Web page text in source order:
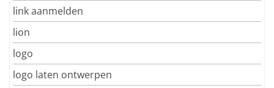
link aanmelden
lion
logo
logo laten ontwerpen